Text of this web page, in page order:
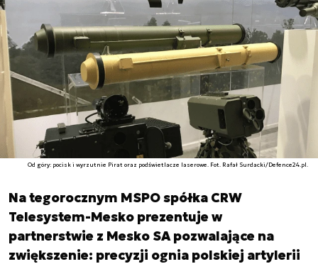
Od góry: pocisk i wyrzutnie Pirat oraz podświetlacze laserowe. Fot. Rafał Surdacki/Defence24.pl.
Na tegorocznym MSPO spółka CRW
Telesystem-Mesko prezentuje w
partnerstwie z Mesko SA pozwalające na
zwiększenie: precyzji ognia polskiej artylerii